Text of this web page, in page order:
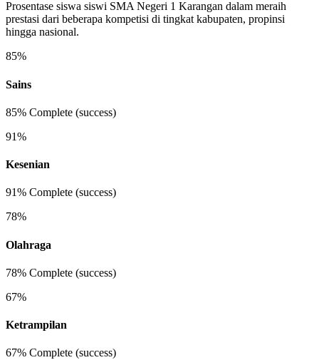
Prosentase siswa siswi SMA Negeri 1 Karangan dalam meraih
prestasi dari beberapa kompetisi di tingkat kabupaten, propinsi
hingga nasional.
85%
Sains
85% Complete (success)
91%
Kesenian
91% Complete (success)
78%
Olahraga
78% Complete (success)
67%
Ketrampilan
67% Complete (success)